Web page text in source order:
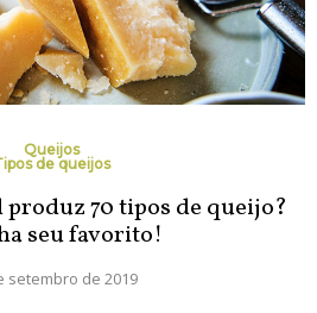
Queijos
de queijos
produz 70 tipos de queijo?
seu favorito!
setembro de 2019